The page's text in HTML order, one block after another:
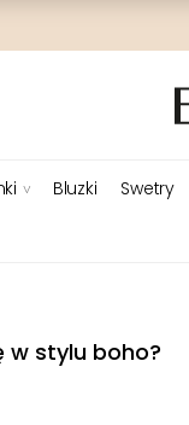
Bluzki Swetry
w stylu boho?